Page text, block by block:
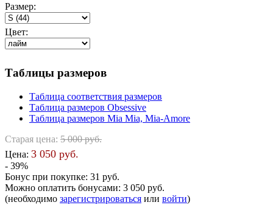
Размер:
Цвет:
Таблицы размеров
Таблица соответствия размеров
Таблица размеров Obsessive
Таблица размеров Mia Mia, Mia-Amore
Старая цена: 5 000 руб.
Цена: 3 050 руб.
- 39%
Бонус при покупке: 31 руб.
Можно оплатить бонусами: 3 050 руб.
(необходимо зарегистрироваться или войти)